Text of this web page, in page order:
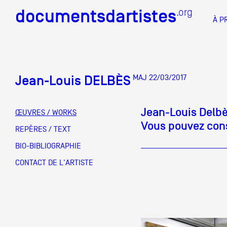
documentsdartistes.org
À
DOCUMENTS D'ARTISTES PACA
DE A
documentsdartistes.org
Équipe
Partenaires
Crédits
Jean-Louis DELBÈS MAJ 22/03/2017
ŒUVRES / WORKS
REPÈRES / TEXT
BIO-BIBLIOGRAPHIE
CONTACT DE L'ARTISTE
Jean-Louis
Vous pouvez